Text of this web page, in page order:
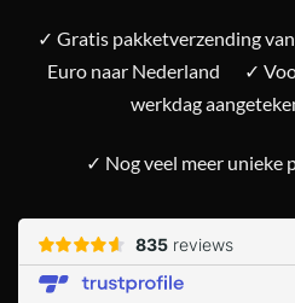
✓ Gratis pakketverzending
Euro naar Nederland
✓
werkdag
✓ Nog veel meer unieke